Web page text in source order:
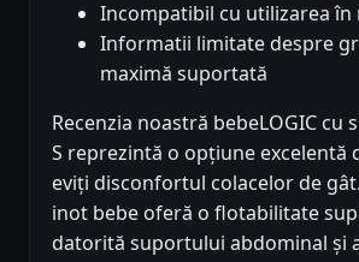
Incompatibil cu utilizarea în
Informatii limitate despre
maximă suportată
Recenzia noastră bebeLOGIC cu
S reprezintă o opțiune excelentă
eviți disconfortul colacelor de
inot bebe oferă o flotabilitate
datorită suportului abdominal și